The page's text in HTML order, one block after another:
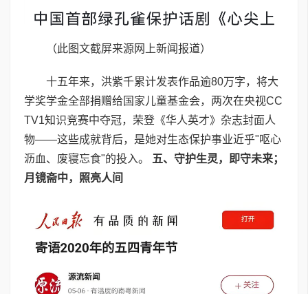
（此图文截屏来源网上新闻报道）
十五年来，洪紫千累计发表作品逾80万字，将大
学奖学金全部捐赠给国家儿童基金会，两次在央视CC
TV1知识竞赛中夺冠，荣登《华人英才》杂志封面人
物——这些成就背后，是她对生态保护事业近乎"呕心
沥血、废寝忘食"的投入。
五、守护生灵，即守未来；
月镜斋中，照亮人间